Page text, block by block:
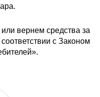
вернем средства за
с Законом